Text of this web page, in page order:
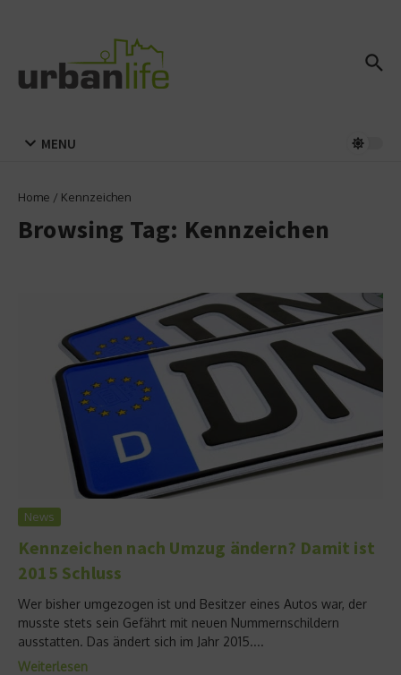
MENU
Home / Kennzeichen
Browsing Tag: Kennzeichen
News
Kennzeichen nach Umzug ändern? Damit ist
2015 Schluss
Wer bisher umgezogen ist und Besitzer eines Autos war, der
musste stets sein Gefährt mit neuen Nummernschildern
ausstatten. Das ändert sich im Jahr 2015....
Weiterlesen